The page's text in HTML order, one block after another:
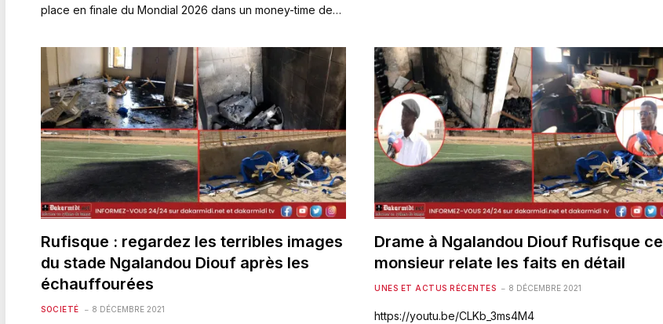
place en finale du Mondial 2026 dans un money-time de…
Rufisque : regardez les terribles images
du stade Ngalandou Diouf après les
échauffourées
SOCIETÉ 8 DÉCEMBRE 2021
Drame à Ngalandou Diouf Rufisque ce
monsieur relate les faits en détail
UNES ET ACTUS RÉCENTES 8 DÉCEMBRE 2021
https://youtu.be/CLKb_3ms4M4